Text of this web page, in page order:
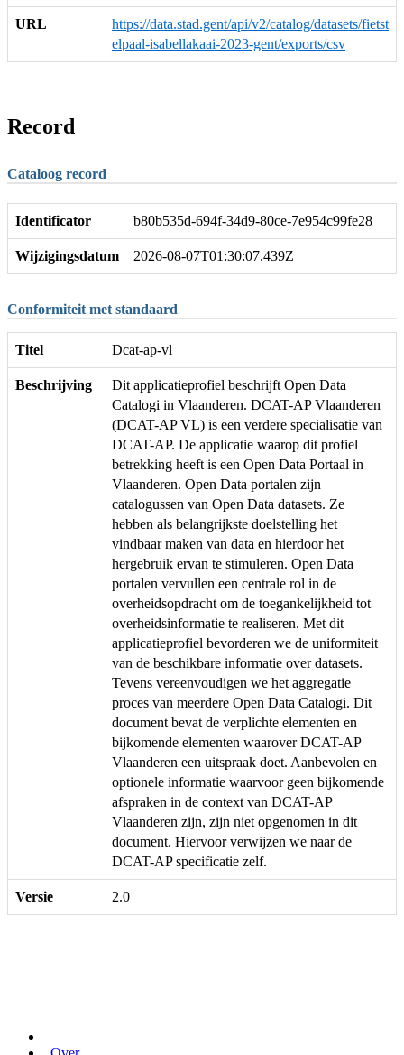
URL
https://data.stad.gent/api/v2/catalog/datasets/fietst
elpaal-isabellakaai-2023-gent/exports/csv
Record
Cataloog record
Identificator b80b535d-694f-34d9-80ce-7e954c99fe28
Wijzigingsdatum 2026-08-07T01:30:07.439Z
Conformiteit met standaard
Titel Dcat-ap-vl
Beschrijving
Dit applicatieprofiel beschrijft Open Data
Catalogi in Vlaanderen. DCAT-AP Vlaanderen
(DCAT-AP VL) is een verdere specialisatie van
DCAT-AP. De applicatie waarop dit profiel
betrekking heeft is een Open Data Portaal in
Vlaanderen. Open Data portalen zijn
catalogussen van Open Data datasets. Ze
hebben als belangrijkste doelstelling het
vindbaar maken van data en hierdoor het
hergebruik ervan te stimuleren. Open Data
portalen vervullen een centrale rol in de
overheidsopdracht om de toegankelijkheid tot
overheidsinformatie te realiseren. Met dit
applicatieprofiel bevorderen we de uniformiteit
van de beschikbare informatie over datasets.
Tevens vereenvoudigen we het aggregatie
proces van meerdere Open Data Catalogi. Dit
document bevat de verplichte elementen en
bijkomende elementen waarover DCAT-AP
Vlaanderen een uitspraak doet. Aanbevolen en
optionele informatie waarvoor geen bijkomende
afspraken in de context van DCAT-AP
Vlaanderen zijn, zijn niet opgenomen in dit
document. Hiervoor verwijzen we naar de
DCAT-AP specificatie zelf.
Versie 2.0